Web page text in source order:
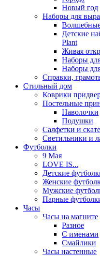
Новый год
Наборы для
Детские
Plant
Живая
Наборы
Наборы
Справки,
Стильный дом
Коврики
Постельные
Наволочки
Подушки
Салфетки и
Светильники и
Футболки
9 Мая
LOVE IS...
Детские
Женские
Мужские
Парные
Часы
Часы на магните
Разное
С именами
Смайлики
Часы настенные